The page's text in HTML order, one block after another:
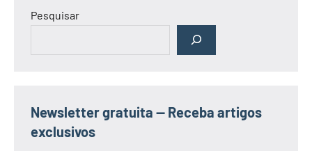
Pesquisar
Newsletter gratuita — Receba artigos
exclusivos